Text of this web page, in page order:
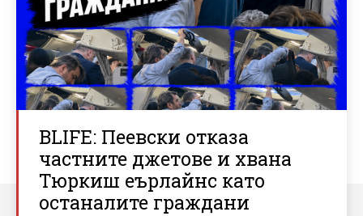
BLIFE: Пеевски отказа
частните джетове и хвана
Тюркиш еърлайнс като
останалите граждани